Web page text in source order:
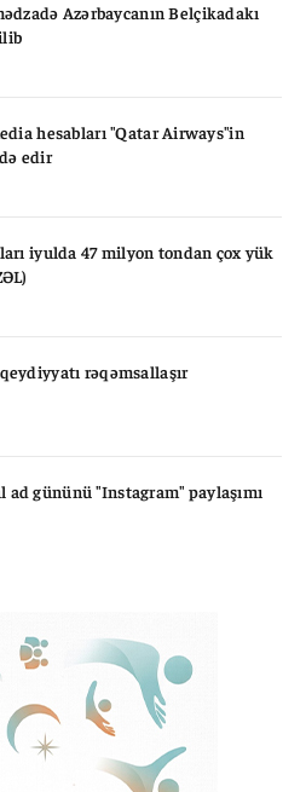
Azərbaycanın Belçikadakı
hesabları "Qatar Airways"in
edir
iyulda 47 milyon tondan çox yük
rəqəmsallaşır
ad gününü "Instagram" paylaşımı